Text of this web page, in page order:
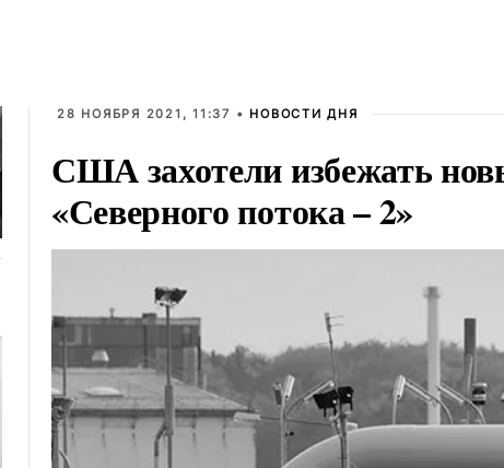
28 НОЯБРЯ 2021, 11:37 • НОВОСТИ ДНЯ
США захотели избежать
«Северного потока – 2»